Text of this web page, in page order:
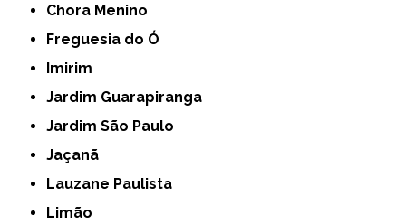
Chora Menino
Freguesia do Ó
Imirim
Jardim Guarapiranga
Jardim São Paulo
Jaçanã
Lauzane Paulista
Limão